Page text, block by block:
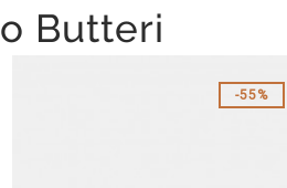
Butteri
55%